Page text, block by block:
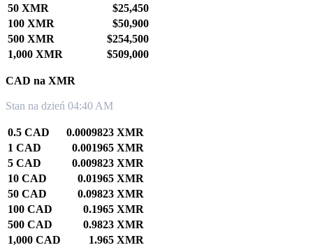
50 XMR
$25,450
100 XMR
$50,900
500 XMR
$254,500
1,000 XMR
$509,000
CAD na XMR
Stan na dzień 04:40 AM
0.5 CAD
0.0009823 XMR
1 CAD
0.001965 XMR
5 CAD
0.009823 XMR
10 CAD
0.01965 XMR
50 CAD
0.09823 XMR
100 CAD
0.1965 XMR
500 CAD
0.9823 XMR
1,000 CAD
1.965 XMR